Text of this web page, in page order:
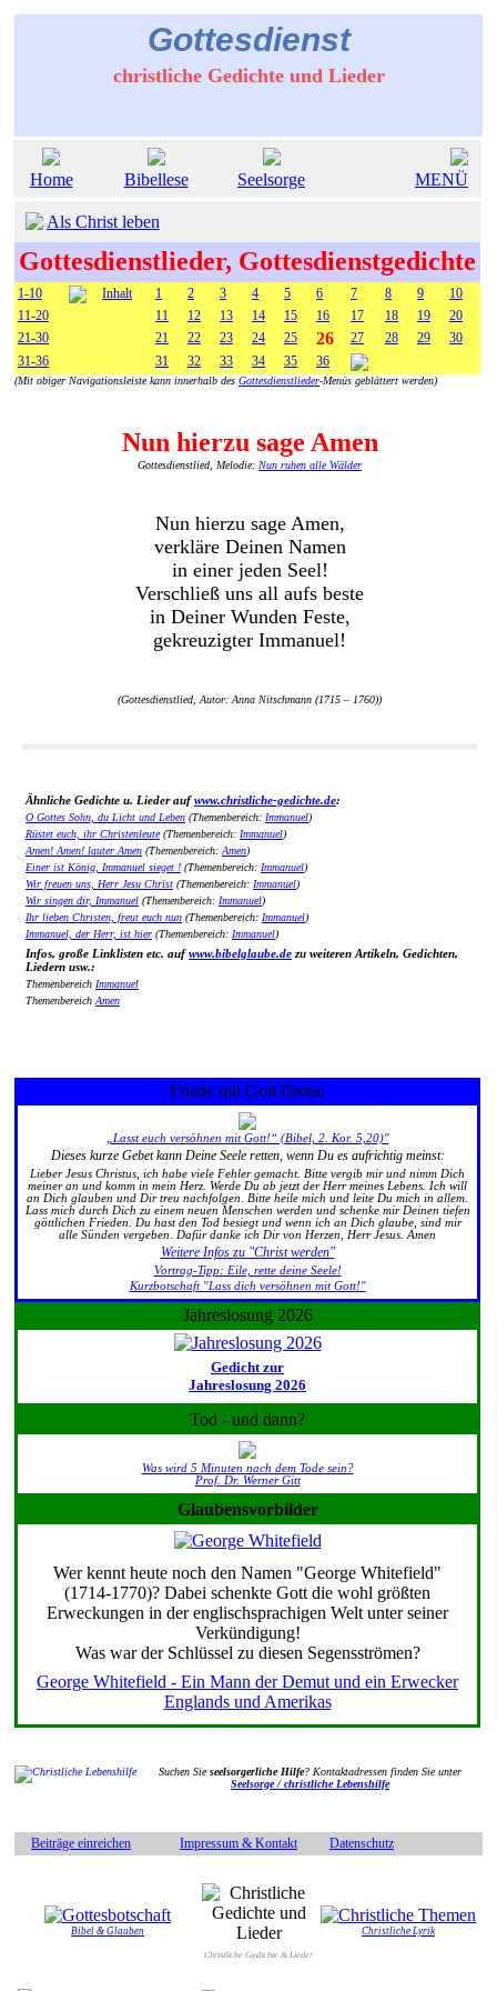
Gottesdienst
christliche Gedichte und Lieder
Home Bibellese Seelsorge MENÜ
Als Christ leben
Gottesdienstlieder, Gottesdienstgedichte
1-10 Inhalt 1 2 3 4 5 6 7 8 9
10
11-20
11 12 13 14 15 16 17 18 19
20
21-30
21 22 23 24 25 26 27 28 29
30
31-36
31 32 33 34 35 36
(Mit obiger Navigationsleiste kann innerhalb des Gottesdienstlieder-Menüs geblättert werden)
Nun hierzu sage Amen
Gottesdienstlied, Melodie: Nun ruhen alle Wälder
Nun hierzu sage Amen,
verkläre Deinen Namen
in einer jeden Seel!
Verschließ uns all aufs beste
in Deiner Wunden Feste,
gekreuzigter Immanuel!
(Gottesdienstlied, Autor: Anna Nitschmann (1715 – 1760))
Ähnliche Gedichte u. Lieder aufwww.christliche-gedichte.de:
O Gottes Sohn, du Licht und Leben (Themenbereich: Immanuel)
Rüstet euch, ihr Christenleute(Themenbereich: Immanuel)
Amen! Amen! lauter Amen (Themenbereich:Amen)
Einer ist König, Immanuel sieget ! (Themenbereich: Immanuel)
Wir freuen uns, Herr Jesu Christ (Themenbereich: Immanuel)
Wir singen dir, Immanuel (Themenbereich: Immanuel)
Ihr lieben Christen, freut euch nun (Themenbereich: Immanuel)
Immanuel, der Herr, ist hier (Themenbereich: Immanuel)
Infos, große Linklisten etc. aufwww.bibelglaube.de zu weiteren Artikeln, Gedichten,
Liedern usw.:
Themenbereich Immanuel
ThemenbereichAmen
Friede mit Gott finden
„Lasst euch versöhnen mit Gott!“ (Bibel, 2. Kor. 5,20)"
Dieses kurze Gebet kann Deine Seele retten, wenn Du es aufrichtig meinst:
Lieber Jesus Christus, ich habe viele Fehler gemacht. Bitte vergib mir und nimm Dich
meiner an und komm in mein Herz. Werde Du ab jetzt der Herr meines Lebens. Ich will
an Dich glauben und Dir treu nachfolgen. Bitte heile mich und leite Du mich in allem.
Lass mich durch Dich zu einem neuen Menschen werden und schenke mir Deinen tiefen
göttlichen Frieden. Du hast den Tod besiegt und wenn ich an Dich glaube, sind mir
alle Sünden vergeben. Dafür danke ich Dir von Herzen, Herr Jesus. Amen
Weitere Infos zu "Christ werden"
Vortrag-Tipp: Eile, rette deine Seele!
Kurzbotschaft "Lass dich versöhnen mit Gott!"
Jahreslosung 2026
Gedicht zur
Jahreslosung 2026
Tod - und dann?
Was wird 5 Minuten nach dem Tode sein?
Prof. Dr. Werner Gitt
Glaubensvorbilder
Wer kennt heute noch den Namen "George Whitefield"
(1714-1770)? Dabei schenkte Gott die wohl größten
Erweckungen in der englischsprachigen Welt unter seiner
Verkündigung!
Was war der Schlüssel zu diesen Segensströmen?
George Whitefield - Ein Mann der Demut und ein Erwecker
Englands und Amerikas
Suchen Sieseelsorgerliche Hilfe? Kontaktadressen finden Sie unter
Seelsorge / christliche Lebenshilfe
Beiträge einreichen Impressum & Kontakt Datenschutz
Bibel & Glauben
Christliche Gedichte & Lieder
Christliche Lyrik